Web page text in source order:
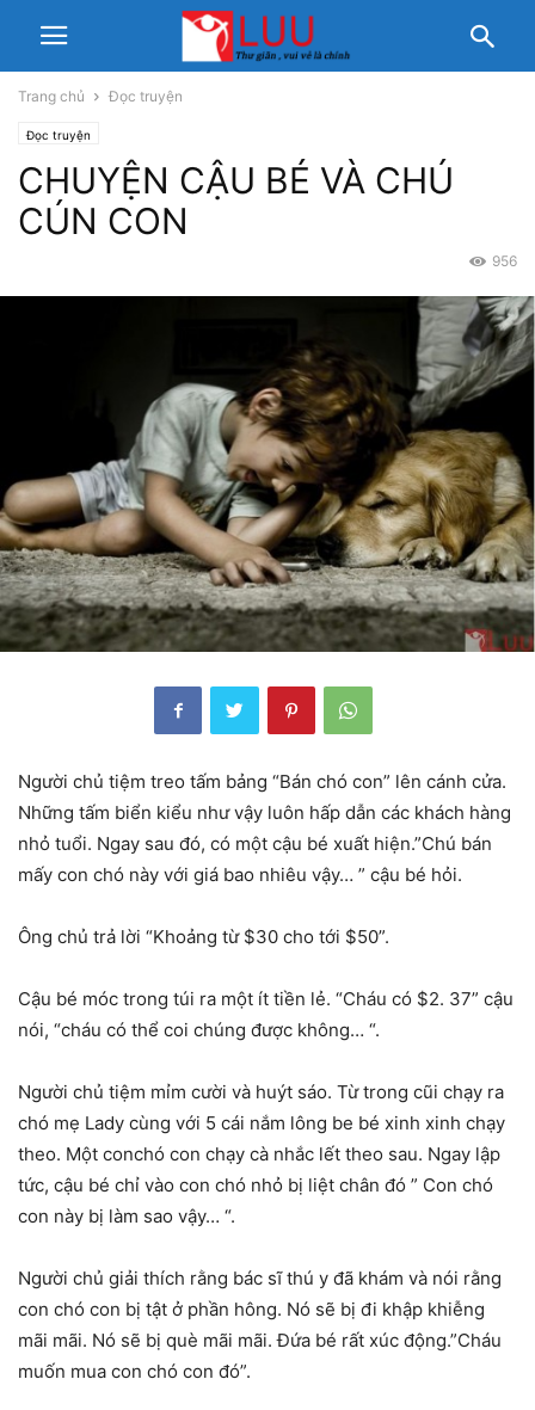
Trang chủ Đọc truyện
Đọc truyện
CHUYỆN CẬU BÉ VÀ CHÚ
CÚN CON
956
Người chủ tiệm treo tấm bảng “Bán chó con” lên cánh cửa.
Những tấm biển kiểu như vậy luôn hấp dẫn các khách hàng
nhỏ tuổi. Ngay sau đó, có một cậu bé xuất hiện.”Chú bán
mấy con chó này với giá bao nhiêu vậy… ” cậu bé hỏi.
Ông chủ trả lời “Khoảng từ $30 cho tới $50”.
Cậu bé móc trong túi ra một ít tiền lẻ. “Cháu có $2. 37” cậu
nói, “cháu có thể coi chúng được không… “.
Người chủ tiệm mỉm cười và huýt sáo. Từ trong cũi chạy ra
chó mẹ Lady cùng với 5 cái nắm lông be bé xinh xinh chạy
theo. Một conchó con chạy cà nhắc lết theo sau. Ngay lập
tức, cậu bé chỉ vào con chó nhỏ bị liệt chân đó ” Con chó
con này bị làm sao vậy… “.
Người chủ giải thích rằng bác sĩ thú y đã khám và nói rằng
con chó con bị tật ở phần hông. Nó sẽ bị đi khập khiễng
mãi mãi. Nó sẽ bị què mãi mãi. Đứa bé rất xúc động.”Cháu
muốn mua con chó con đó”.